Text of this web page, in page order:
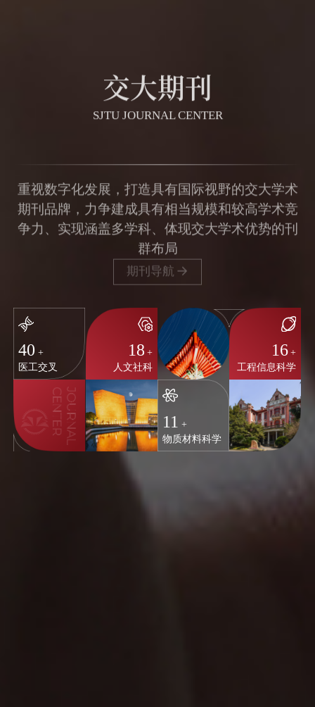
交大期刊
SJTU JOURNAL CENTER
争力、实现涵盖多学科、体现交大学术优势的刊
群布局
期刊导航
40 +
医工交叉
18 +
人文社科
16 +
工程信息科学
11 +
物质材料科学